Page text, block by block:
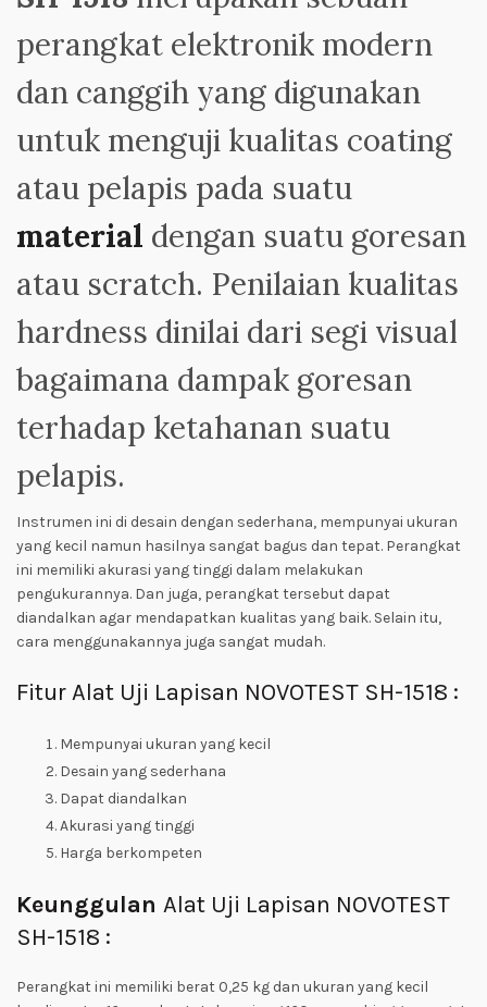
perangkat elektronik modern
dan canggih yang digunakan
untuk menguji kualitas coating
atau pelapis pada suatu
material dengan suatu goresan
atau scratch. Penilaian kualitas
hardness dinilai dari segi visual
bagaimana dampak goresan
terhadap ketahanan suatu
pelapis.
Instrumen ini di desain dengan sederhana, mempunyai ukuran
yang kecil namun hasilnya sangat bagus dan tepat. Perangkat
ini memiliki akurasi yang tinggi dalam melakukan
pengukurannya. Dan juga, perangkat tersebut dapat
diandalkan agar mendapatkan kualitas yang baik. Selain itu,
cara menggunakannya juga sangat mudah.
Fitur Alat Uji Lapisan NOVOTEST SH-1518 :
Mempunyai ukuran yang kecil
Desain yang sederhana
Dapat diandalkan
Akurasi yang tinggi
Harga berkompeten
Keunggulan Alat Uji Lapisan NOVOTEST
SH-1518 :
Perangkat ini memiliki berat 0,25 kg dan ukuran yang kecil